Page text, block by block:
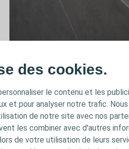
des cookies.
le contenu et les
et pour analyser notre trafic.
de notre site avec nos
les combiner avec d'autres
de votre utilisation de leurs
de stomie 2 pièces